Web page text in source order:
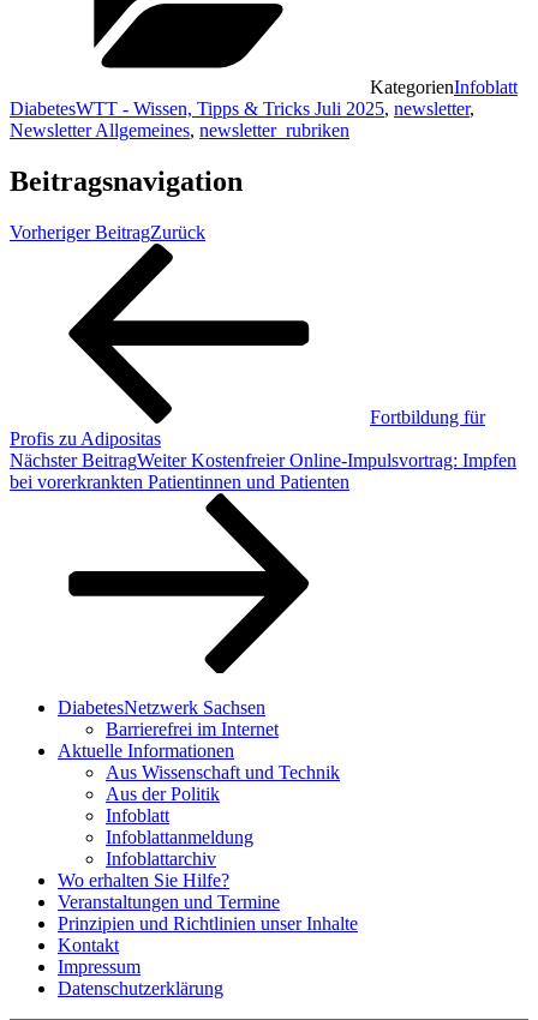
KategorienInfoblatt
DiabetesWTT - Wissen, Tipps & Tricks Juli 2025, newsletter,
Newsletter Allgemeines, newsletter_rubriken
Beitragsnavigation
Vorheriger BeitragZurück
Fortbildung für
Profis zu Adipositas
Nächster BeitragWeiter Kostenfreier Online-Impulsvortrag: Impfen
bei vorerkrankten Patientinnen und Patienten
DiabetesNetzwerk Sachsen
Barrierefrei im Internet
Aktuelle Informationen
Aus Wissenschaft und Technik
Aus der Politik
Infoblatt
Infoblattanmeldung
Infoblattarchiv
Wo erhalten Sie Hilfe?
Veranstaltungen und Termine
Prinzipien und Richtlinien unser Inhalte
Kontakt
Impressum
Datenschutzerklärung